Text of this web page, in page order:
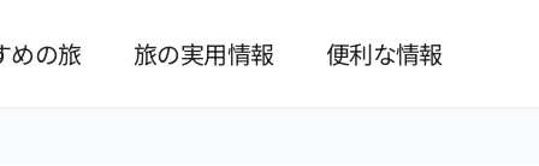
めの旅 旅の実用情報 便利な情報